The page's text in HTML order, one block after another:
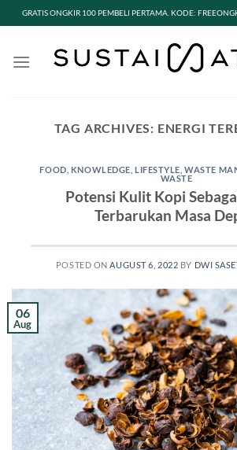
GRATIS ONGKIR 100 PEMBELI PERTAMA. KODE:
TAG ARCHIVES: ENERGI
FOOD KNOWLEDGE ,LIFESTYLE ,WASTE
WASTE
Potensi Kulit Kopi
Terbarukan Masa
POSTED ONAUGUST 6, 2022 BY DWI
06
Aug